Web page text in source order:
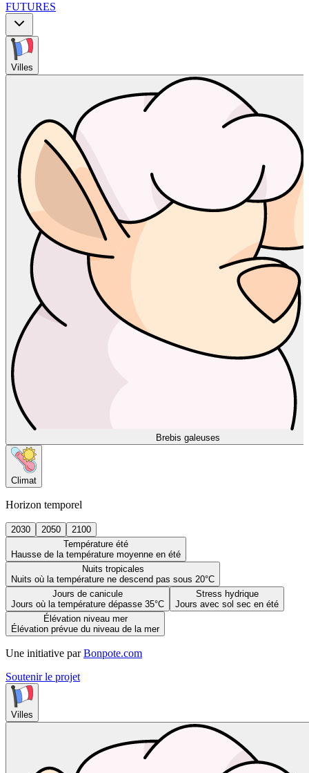
FUTURES
Villes
Brebis galeuses
Climat
Horizon temporel
2030 2050
2100
Température été
Hausse de la température moyenne en été
Nuits tropicales
Nuits où la température ne descend pas sous 20°C
Jours de canicule
Jours où la température dépasse 35°C
Stress hydrique
Jours avec sol sec en été
Élévation niveau mer
Élévation prévue du niveau de la mer
Une initiative par Bonpote.com
Soutenir le projet
Villes